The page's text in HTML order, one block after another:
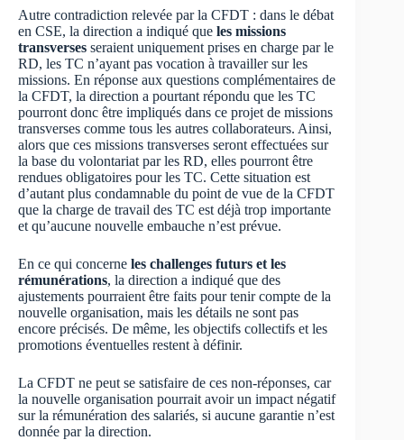
Autre contradiction relevée par la CFDT : dans le débat
en CSE, la direction a indiqué que les missions
transverses seraient uniquement prises en charge par le
RD, les TC n’ayant pas vocation à travailler sur les
missions. En réponse aux questions complémentaires de
la CFDT, la direction a pourtant répondu que les TC
pourront donc être impliqués dans ce projet de missions
transverses comme tous les autres collaborateurs. Ainsi,
alors que ces missions transverses seront effectuées sur
la base du volontariat par les RD, elles pourront être
rendues obligatoires pour les TC. Cette situation est
d’autant plus condamnable du point de vue de la CFDT
que la charge de travail des TC est déjà trop importante
et qu’aucune nouvelle embauche n’est prévue.
En ce qui concerne les challenges futurs et les
rémunérations, la direction a indiqué que des
ajustements pourraient être faits pour tenir compte de la
nouvelle organisation, mais les détails ne sont pas
encore précisés. De même, les objectifs collectifs et les
promotions éventuelles restent à définir.
La CFDT ne peut se satisfaire de ces non-réponses, car
la nouvelle organisation pourrait avoir un impact négatif
sur la rémunération des salariés, si aucune garantie n’est
donnée par la direction.